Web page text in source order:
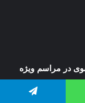
در مراسم ویژه